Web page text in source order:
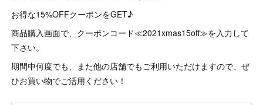
お得な15%OFFクーポンをGET♪
商品購入画面で、クーポンコード≪2021xmas15off≫を入力して
下さい。
期間中何度でも、また他の店舗でもご利用いただけますので、ぜ
ひお買い物でご活用ください！